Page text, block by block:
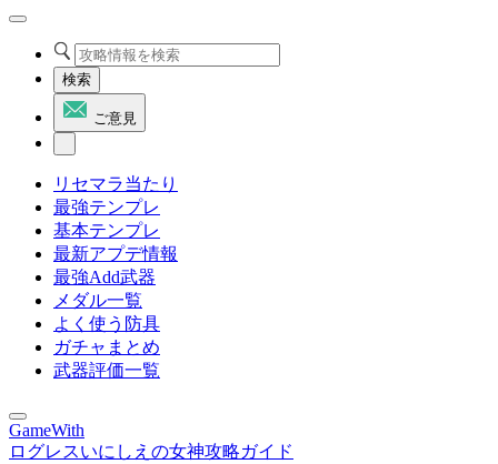
検索
ご意見
リセマラ当たり
最強テンプレ
基本テンプレ
最新アプデ情報
最強Add武器
メダル一覧
よく使う防具
ガチャまとめ
武器評価一覧
GameWith
ログレスいにしえの女神攻略ガイド